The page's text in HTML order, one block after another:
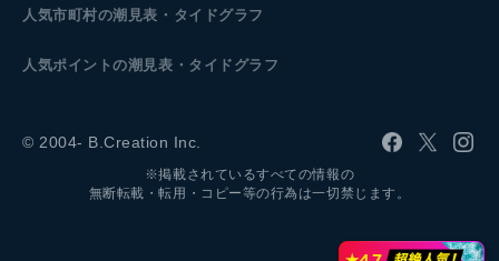
人気市町村の潮見表・タイドグラフ
人気ポイントの潮見表・タイドグラフ
© 2004- B.Creation Inc.
※掲載されているすべての情報の
無断転載・転用・コピー等の行為は一切禁じます。